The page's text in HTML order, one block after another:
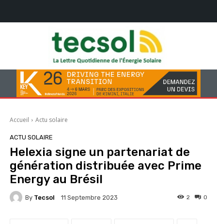
Accueil Actu solaire
ACTU SOLAIRE
Helexia signe un partenariat de
génération distribuée avec Prime
Energy au Brésil
By Tecsol 11 Septembre 2023 0
2